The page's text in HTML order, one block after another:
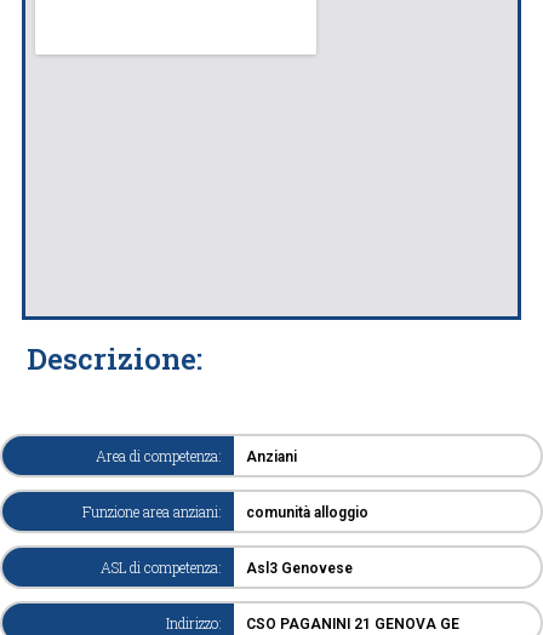
Descrizione:
Area di competenza: Anziani
Funzione area anziani: comunità alloggio
ASL di competenza: Asl3 Genovese
Indirizzo: CSO PAGANINI 21 GENOVA GE